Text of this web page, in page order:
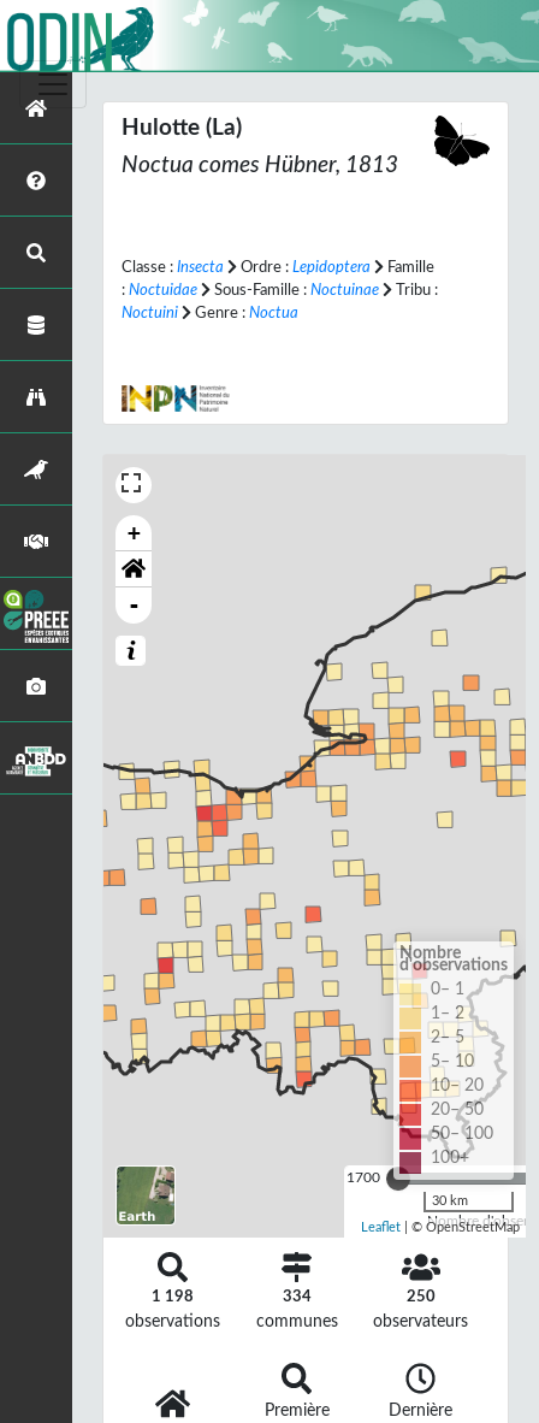
Hulotte (La)
Noctua comes Hübner, 1813
Classe : Insecta Ordre : Lepidoptera
Famille
: Noctuidae Sous-Famille : Noctuinae
Tribu :
Noctuini
Genre : Noctua
+
-
1700
Nombre
Nombre
d'observations
0– 1
1– 2
2– 5
5– 10
10– 20
20– 50
50– 100
100+
30 km
Leaflet | © OpenStreetMap
1 198
observations
334
communes
250
observateurs
Première
Dernière